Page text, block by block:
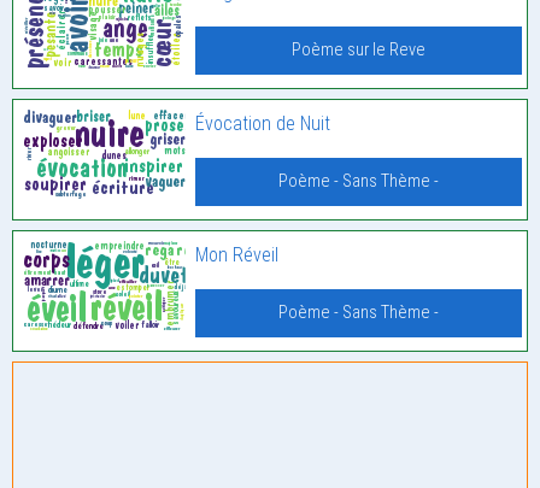
Poème sur le Reve
Évocation de Nuit
Poème - Sans Thème -
Mon Réveil
Poème - Sans Thème -